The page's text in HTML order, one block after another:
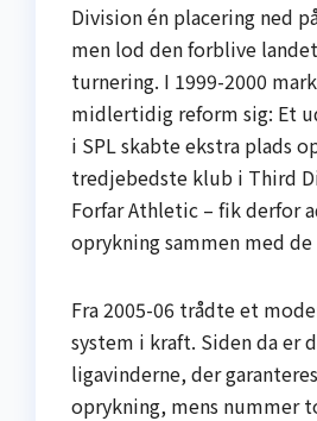
Division én placering ned
men lod den forblive
turnering. I 1999-2000
midlertidig reform sig: Et
i SPL skabte ekstra plads
tredjebedste klub i Third
Forfar Athletic – fik derfor
oprykning sammen med
Fra 2005-06 trådte et
system i kraft. Siden da er
ligavinderne, der
oprykning, mens nummer